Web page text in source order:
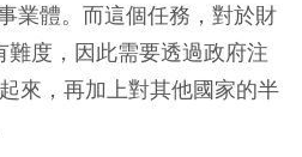
業體。而這個任務，對於財
難度，因此需要透過政府注
來，再加上對其他國家的半